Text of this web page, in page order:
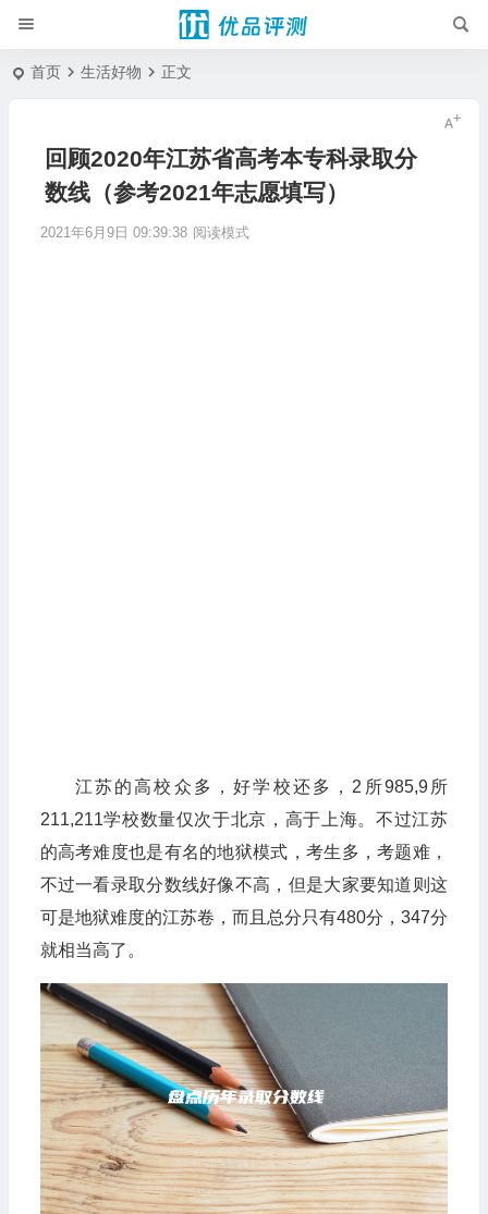
首页 生活好物 正文
回顾2020年江苏省高考本专科录取分
数线（参考2021年志愿填写）
2021年6月9日 09:39:38 阅读模式
江苏的高校众多，好学校还多，2所985,9所
211,211学校数量仅次于北京，高于上海。不过江苏
的高考难度也是有名的地狱模式，考生多，考题难，
不过一看录取分数线好像不高，但是大家要知道则这
可是地狱难度的江苏卷，而且总分只有480分，347分
就相当高了。